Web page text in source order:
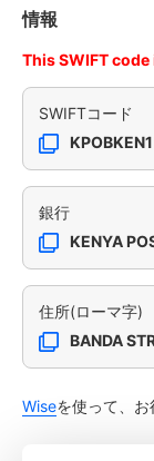
情報
This SWIFT
SWIFTコード
KPOBKEN1
銀行
KENYA
住所(ローマ字)
BANDA
Wiseを使って、